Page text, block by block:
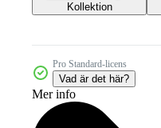
Kollektion
Pro Standard-licens
Vad är det här?
Mer info